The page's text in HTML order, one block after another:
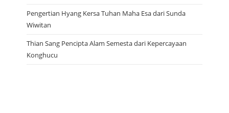
Pengertian Hyang Kersa Tuhan Maha Esa dari Sunda
Wiwitan
Thian Sang Pencipta Alam Semesta dari Kepercayaan
Konghucu